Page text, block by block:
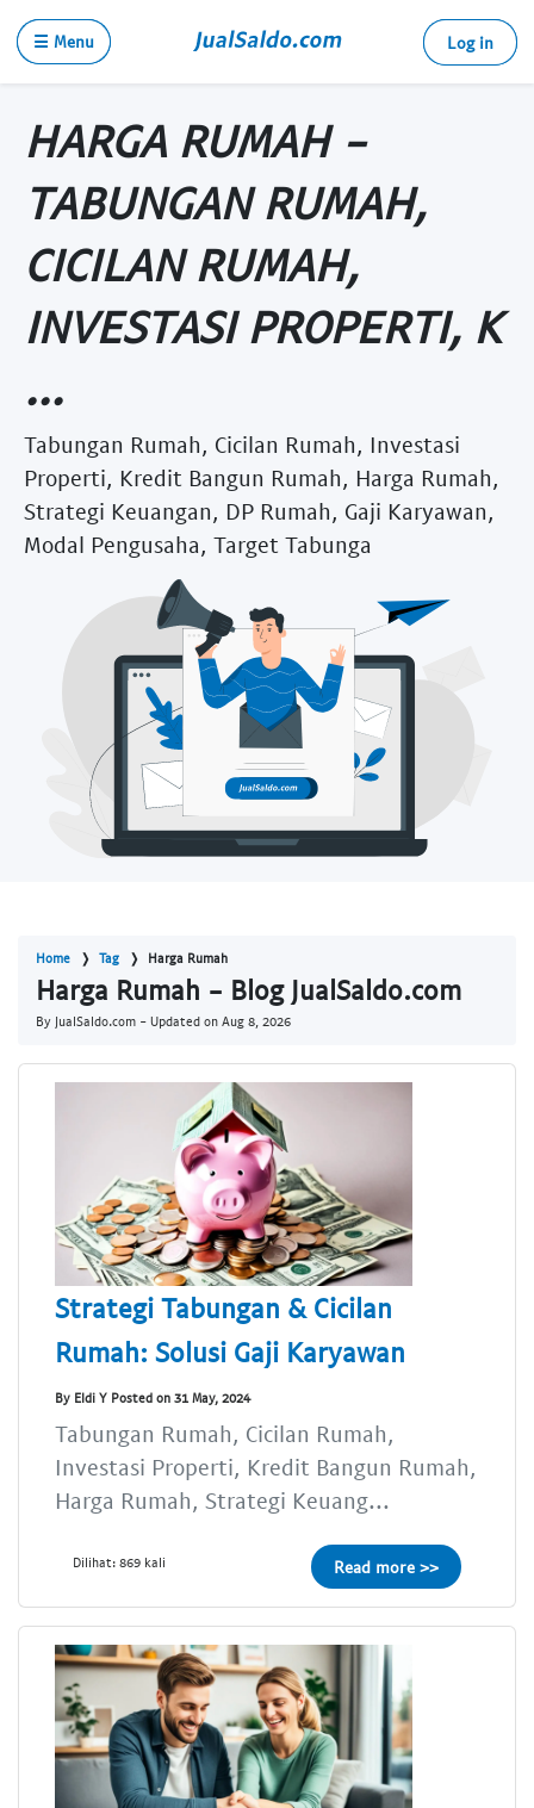
☰ Menu Log in
HARGA RUMAH -
TABUNGAN RUMAH,
CICILAN RUMAH,
INVESTASI PROPERTI, K
...
Tabungan Rumah, Cicilan Rumah, Investasi
Properti, Kredit Bangun Rumah, Harga Rumah,
Strategi Keuangan, DP Rumah, Gaji Karyawan,
Modal Pengusaha, Target Tabunga
Home Tag Harga Rumah
Harga Rumah - Blog JualSaldo.com
By JualSaldo.com - Updated on Aug 8, 2026
Strategi Tabungan & Cicilan
Rumah: Solusi Gaji Karyawan
By Eldi Y Posted on 31 May, 2024
Tabungan Rumah, Cicilan Rumah,
Investasi Properti, Kredit Bangun Rumah,
Harga Rumah, Strategi Keuang...
Dilihat: 869 kali Read more >>